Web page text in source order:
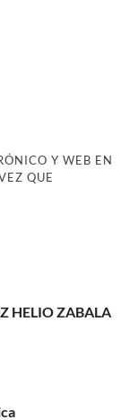
Y WEB EN
QUE
HELIO ZABALA